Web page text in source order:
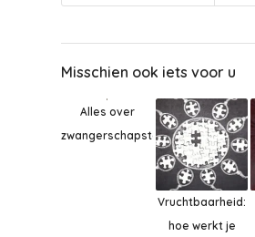
Misschien ook iets voor u
Alles over
zwangerschapstesten
Vruchtbaarheid:
hoe werkt je